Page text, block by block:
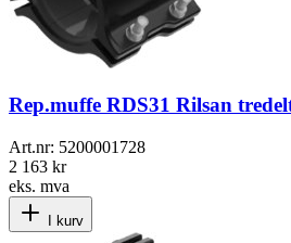
Rep.muffe RDS31 Rilsan
Art.nr: 5200001728
2 163 kr
eks. mva
I kurv